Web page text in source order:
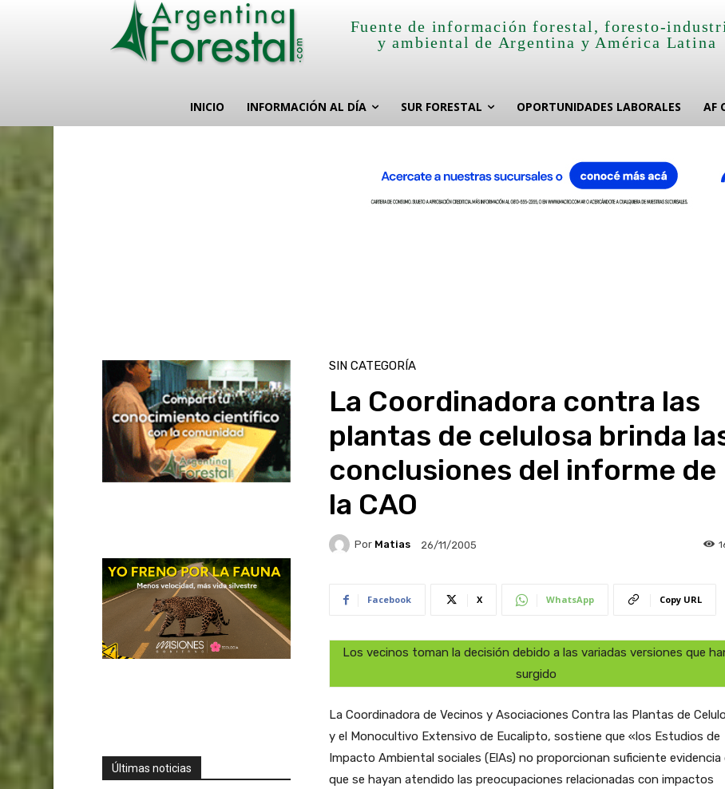
Fuente de información forestal, foresto-
y ambiental de Argentina y América Latina
INICIO INFORMACIÓN AL DÍA SUR FORESTAL OPORTUNIDADES LABORALES AF
Últimas noticias
SIN CATEGORÍA
La Coordinadora contra las
plantas de celulosa brinda
conclusiones del informe de
la CAO
Por Matias 26/11/2005
Facebook X WhatsApp Copy URL
Los vecinos toman la decisión debido a las variadas versiones que
surgido
La Coordinadora de Vecinos y Asociaciones Contra las Plantas de
y el Monocultivo Extensivo de Eucalipto, sostiene que «los Estudios de
Impacto Ambiental sociales (ElAs) no proporcionan suficiente evidencia
que se hayan atendido las preocupaciones relacionadas con impactos